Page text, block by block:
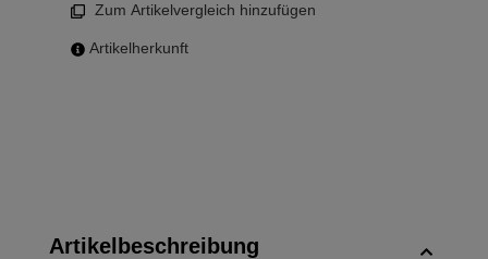
Zum Artikelvergleich hinzufügen
Artikelherkunft
Artikelbeschreibung